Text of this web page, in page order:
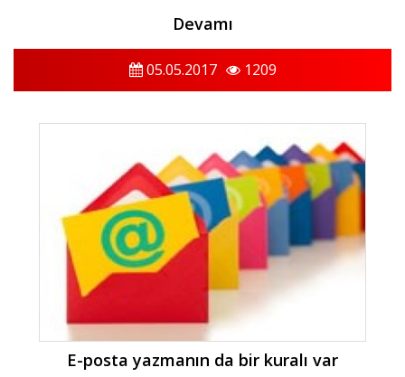
Devamı
05.05.2017 1209
E-posta yazmanın da bir kuralı var